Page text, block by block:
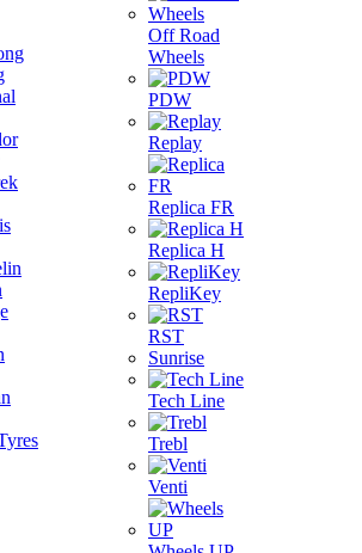
Off Road
Wheels
PDW
Replay
Replica FR
Replica H
RepliKey
RST
Sunrise
Tech Line
Trebl
Venti